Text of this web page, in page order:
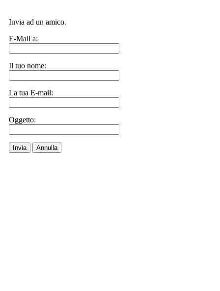
Invia ad un amico.
E-Mail a:
Il tuo nome:
La tua E-mail:
Oggetto:
Invia Annulla